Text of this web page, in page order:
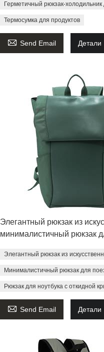
Герметичный рюкзак-
Термосумка для продуктов
 Send Email Детали
Элегантный рюкзак из
минималистичный рюкзак
Элегантный рюкзак из
Минималистичный рюкзак для
Рюкзак для ноутбука с откидной
 Send Email Детали